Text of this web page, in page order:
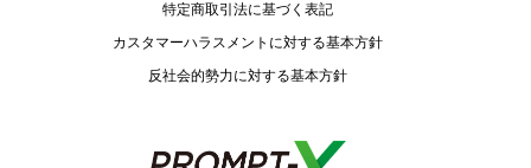
特定商取引法に基づく表記
カスタマーハラスメントに対する基本方針
反社会的勢力に対する基本方針